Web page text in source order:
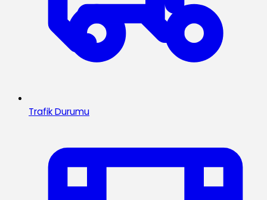
Trafik Durumu